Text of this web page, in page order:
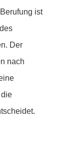
ist
Der
nach